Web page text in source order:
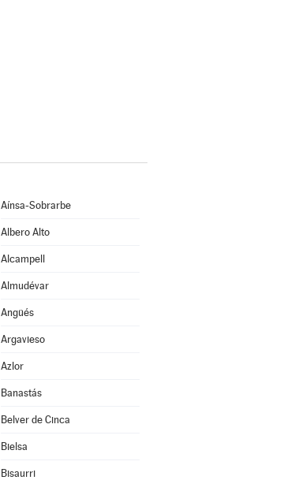
Aínsa-Sobrarbe
Albero Alto
Alcampell
Almudévar
Angüés
Argavieso
Azlor
Banastás
Belver de Cinca
Bielsa
Bisaurri